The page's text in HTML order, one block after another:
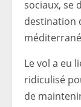
sociaux, se
destination
Le vol a eu
ridiculisé
de